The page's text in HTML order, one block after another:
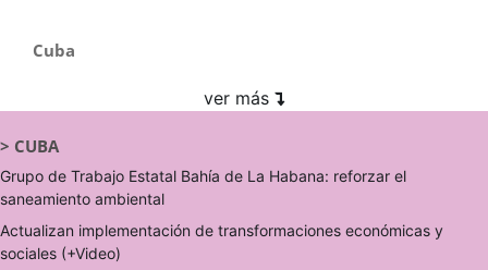
Cuba
ver más
> CUBA
Grupo de Trabajo Estatal Bahía de La Habana: reforzar el
saneamiento ambiental
Actualizan implementación de transformaciones económicas y
sociales (+Video)